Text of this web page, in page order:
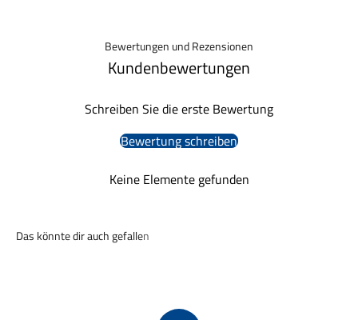
Bewertungen und Rezensionen
Kundenbewertungen
Schreiben Sie die erste Bewertung
Bewertung schreiben
Keine Elemente gefunden